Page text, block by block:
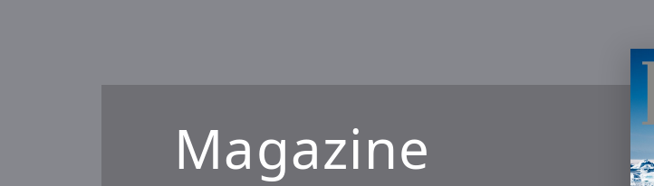
Magazine